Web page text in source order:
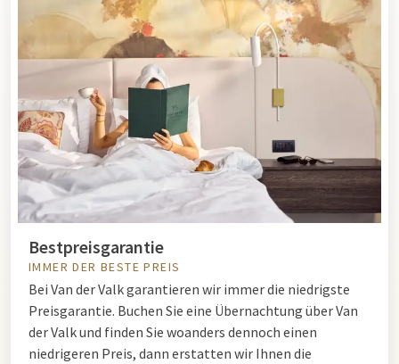
Bestpreisgarantie
IMMER DER BESTE PREIS
Bei Van der Valk garantieren wir immer die niedrigste
Preisgarantie. Buchen Sie eine Übernachtung über Van
der Valk und finden Sie woanders dennoch einen
niedrigeren Preis, dann erstatten wir Ihnen die